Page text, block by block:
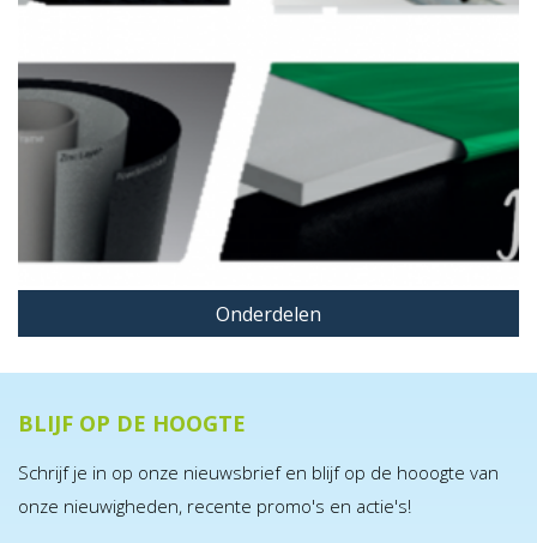
Onderdelen
BLIJF OP DE HOOGTE
Schrijf je in op onze nieuwsbrief en blijf op de hooogte van
onze nieuwigheden, recente promo's en actie's!